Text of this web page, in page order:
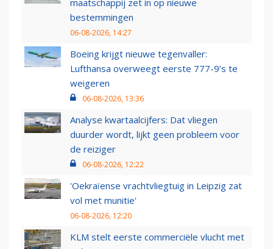
maatschappij zet in op nieuwe
bestemmingen
06-08-2026, 14:27
Boeing krijgt nieuwe tegenvaller:
Lufthansa overweegt eerste 777-9’s te
weigeren
06-08-2026, 13:36
Analyse kwartaalcijfers: Dat vliegen
duurder wordt, lijkt geen probleem voor
de reiziger
06-08-2026, 12:22
'Oekraïense vrachtvliegtuig in Leipzig zat
vol met munitie'
06-08-2026, 12:20
KLM stelt eerste commerciële vlucht met